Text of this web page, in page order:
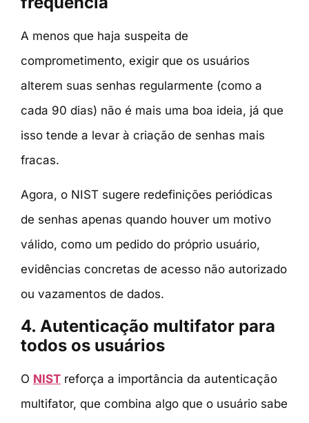
A menos que haja suspeita de
comprometimento, exigir que os usuários
alterem suas senhas regularmente (como a
cada 90 dias) não é mais uma boa ideia, já que
isso tende a levar à criação de senhas mais
fracas.
Agora, o NIST sugere redefinições periódicas
de senhas apenas quando houver um motivo
válido, como um pedido do próprio usuário,
evidências concretas de acesso não autorizado
ou vazamentos de dados.
4. Autenticação multifator para
todos os usuários
O NIST reforça a importância da autenticação
multifator, que combina algo que o usuário sabe